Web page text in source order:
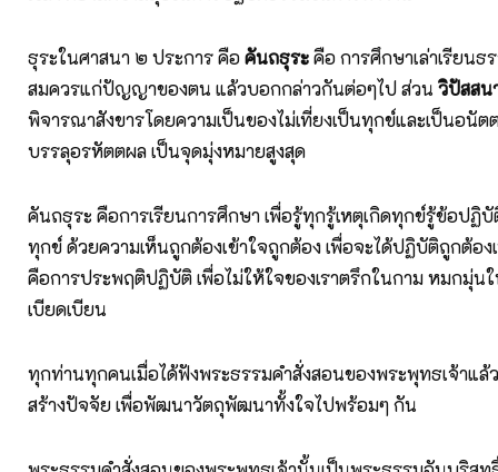
ธุระในศาสนา ๒ ประการ คือคันถธุระคือ การศึกษาเล่าเรียนธ
สมควรแก่ปัญญาของตน แล้วบอกกล่าวกันต่อๆไป ส่วน วิปัสสน
พิจารณาสังขารโดยความเป็นของไม่เที่ยงเป็นทุกข์และเป็นอนัต
บรรลุอรหัตตผล เป็นจุดมุ่งหมายสูงสุด
คันถธุระ คือการเรียนการศึกษา เพื่อรู้ทุกรู้เหตุเกิดทุกข์รู้ข้อปฏิ
ทุกข์ ด้วยความเห็นถูกต้องเข้าใจถูกต้อง เพื่อจะได้ปฏิบัติถูกต้อง
คือการประพฤติปฏิบัติ เพื่อไม่ให้ใจของเราตรึกในกาม หมกมุ่น
เบียดเบียน
ทุกท่านทุกคนเมื่อได้ฟังพระธรรมคำสั่งสอนของพระพุทธเจ้าแล้
สร้างปัจจัย เพื่อพัฒนาวัตถุพัฒนาทั้งใจไปพร้อมๆ กัน